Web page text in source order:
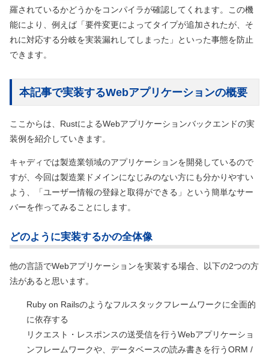
羅されているかどうかをコンパイラが確認してくれます。この機
能により、例えば「要件変更によってタイプが追加されたが、そ
れに対応する分岐を実装漏れしてしまった」といった事態を防止
できます。
本記事で実装するWebアプリケーションの概要
ここからは、RustによるWebアプリケーションバックエンドの実
装例を紹介していきます。
キャディでは製造業領域のアプリケーションを開発しているので
すが、今回は製造業ドメインになじみのない方にも分かりやすい
よう、「ユーザー情報の登録と取得ができる」という簡単なサー
バーを作ってみることにします。
どのように実装するかの全体像
他の言語でWebアプリケーションを実装する場合、以下の2つの方
法があると思います。
Ruby on Railsのようなフルスタックフレームワークに全面的
に依存する
リクエスト・レスポンスの送受信を行うWebアプリケーショ
ンフレームワークや、データベースの読み書きを行うORM /